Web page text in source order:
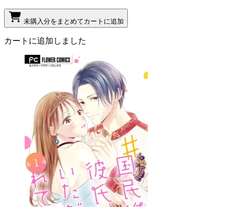
未購入分をまとめてカートに追加
カートに追加しました